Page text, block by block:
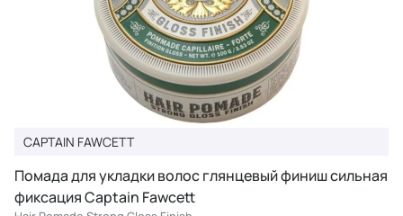
CAPTAIN FAWCETT
Помада для укладки волос глянцевый финиш сильная
фиксация Captain Fawcett